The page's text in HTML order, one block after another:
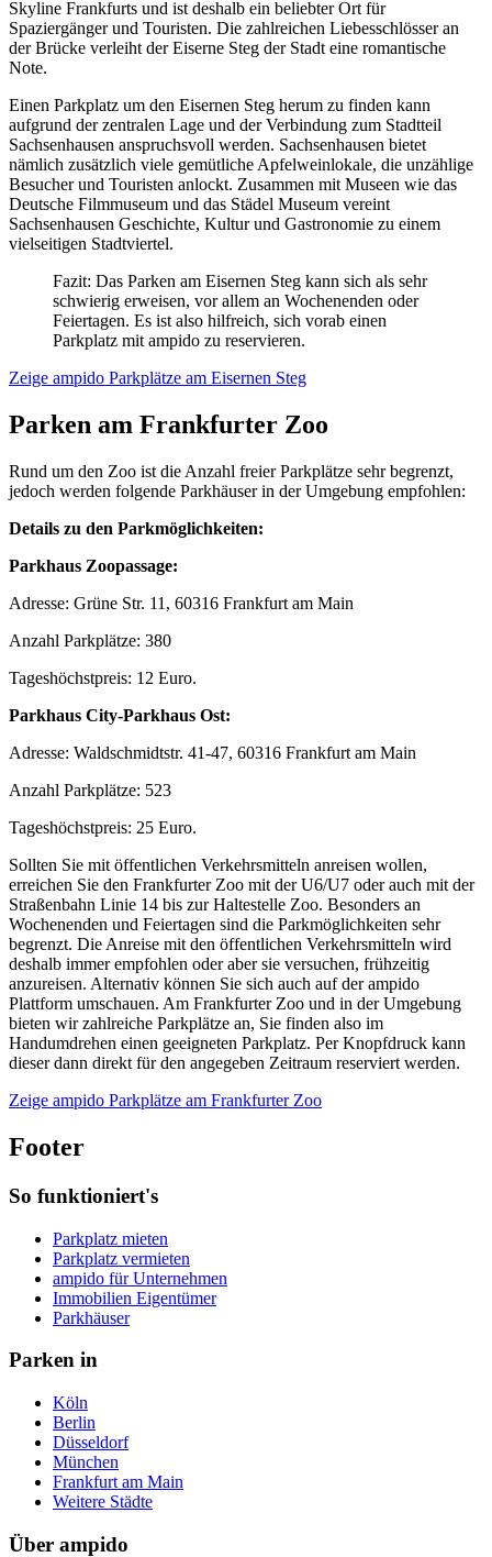
Skyline Frankfurts und ist deshalb ein beliebter Ort für
Spaziergänger und Touristen. Die zahlreichen Liebesschlösser an
der Brücke verleiht der Eiserne Steg der Stadt eine romantische
Note.
Einen Parkplatz um den Eisernen Steg herum zu finden kann
aufgrund der zentralen Lage und der Verbindung zum Stadtteil
Sachsenhausen anspruchsvoll werden. Sachsenhausen bietet
nämlich zusätzlich viele gemütliche Apfelweinlokale, die unzählige
Besucher und Touristen anlockt. Zusammen mit Museen wie das
Deutsche Filmmuseum und das Städel Museum vereint
Sachsenhausen Geschichte, Kultur und Gastronomie zu einem
vielseitigen Stadtviertel.
Fazit: Das Parken am Eisernen Steg kann sich als sehr
schwierig erweisen, vor allem an Wochenenden oder
Feiertagen. Es ist also hilfreich, sich vorab einen
Parkplatz mit ampido zu reservieren.
Zeige ampido Parkplätze am Eisernen Steg
Parken am Frankfurter Zoo
Rund um den Zoo ist die Anzahl freier Parkplätze sehr begrenzt,
jedoch werden folgende Parkhäuser in der Umgebung empfohlen:
Details zu den Parkmöglichkeiten:
Parkhaus Zoopassage:
Adresse: Grüne Str. 11, 60316 Frankfurt am Main
Anzahl Parkplätze: 380
Tageshöchstpreis: 12 Euro.
Parkhaus City-Parkhaus Ost:
Adresse: Waldschmidtstr. 41-47, 60316 Frankfurt am Main
Anzahl Parkplätze: 523
Tageshöchstpreis: 25 Euro.
Sollten Sie mit öffentlichen Verkehrsmitteln anreisen wollen,
erreichen Sie den Frankfurter Zoo mit der U6/U7 oder auch mit der
Straßenbahn Linie 14 bis zur Haltestelle Zoo. Besonders an
Wochenenden und Feiertagen sind die Parkmöglichkeiten sehr
begrenzt. Die Anreise mit den öffentlichen Verkehrsmitteln wird
deshalb immer empfohlen oder aber sie versuchen, frühzeitig
anzureisen. Alternativ können Sie sich auch auf der ampido
Plattform umschauen. Am Frankfurter Zoo und in der Umgebung
bieten wir zahlreiche Parkplätze an, Sie finden also im
Handumdrehen einen geeigneten Parkplatz. Per Knopfdruck kann
dieser dann direkt für den angegeben Zeitraum reserviert werden.
Zeige ampido Parkplätze am Frankfurter Zoo
Footer
So funktioniert's
Parkplatz mieten
Parkplatz vermieten
ampido für Unternehmen
Immobilien Eigentümer
Parkhäuser
Parken in
Köln
Berlin
Düsseldorf
München
Frankfurt am Main
Weitere Städte
Über ampido